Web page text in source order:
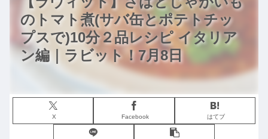
のトマト煮(サバ缶とポテトチッ
プスで)10分２品レシピ イタリア
ン編｜ラビット！7月8日
X Facebook はてブ